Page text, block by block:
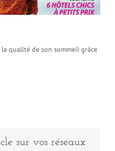
qualité de son sommeil grâce
sur vos réseaux